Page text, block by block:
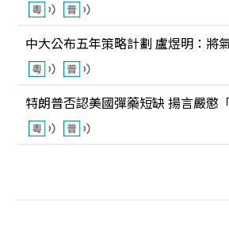
中大公布五年策略計劃 盧煜明：將
特朗普否認美國彈藥短缺 揚言嚴懲